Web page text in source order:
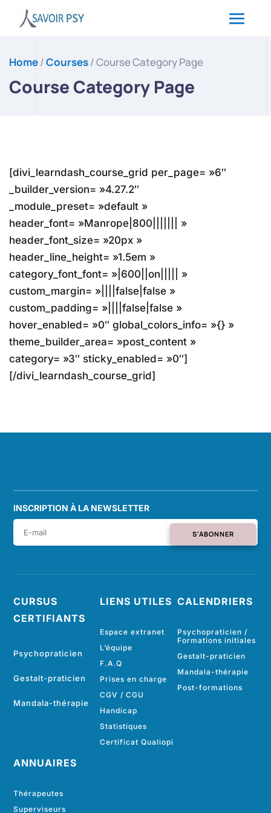
Home/Courses/ Course Category Page
Course Category Page
[divi_learndash_course_grid per_page= »6″
_builder_version= »4.27.2″
_module_preset= »default »
header_font= »Manrope|800||||||| »
header_font_size= »20px »
header_line_height= »1.5em »
category_font_font= »|600||on||||| »
custom_margin= »||||false|false »
custom_padding= »||||false|false »
hover_enabled= »0″ global_colors_info= »{} »
theme_builder_area= »post_content »
category= »3″ sticky_enabled= »0″]
[/divi_learndash_course_grid]
INSCRIPTION À LA NEWSLETTER
S'ABONNER
CURSUS
CERTIFIANTS
Psychopraticien
Gestalt-praticien
Mandala-thérapie
ANNUAIRES
Thérapeutes
Superviseurs
LIENS UTILES
Espace extranet
L’équipe
F.A.Q
Prises en charge
CGV / CGU
Handicap
Statistiques
Certificat Qualiopi
CALENDRIERS
Psychopraticien /
Formations initiales
Gestalt-praticien
Mandala-thérapie
Post-formations